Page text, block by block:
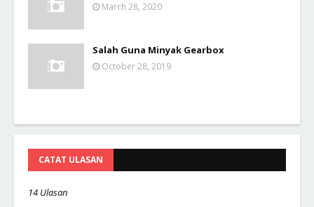
March 28, 2020
Salah Guna Minyak Gearbox
October 28, 2019
CATAT ULASAN
14 Ulasan